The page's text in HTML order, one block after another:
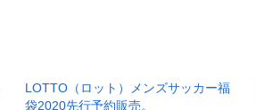
LOTTO（ロット）メンズサッカー福
袋2020先行予約販売。